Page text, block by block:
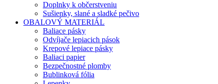
Doplnky k občerstveniu
Sušienky, slané a sladké pečivo
OBALOVÝ MATERIÁL
Baliace pásky
Odvíjače lepiacich pások
Krepové lepiace pásky
Baliaci papier
Bezpečnostné plomby
Bublinková fólia